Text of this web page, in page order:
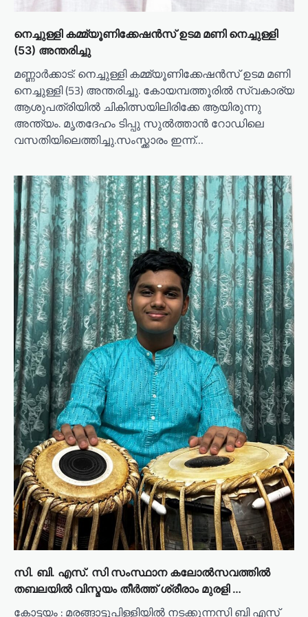
നെച്ചുള്ളി കമ്മ്യൂണിക്കേഷൻസ് ഉടമ മണി നെച്ചുള്ളി
(53) അന്തരിച്ചു
മണ്ണാർക്കാട്: നെച്ചുള്ളി കമ്മ്യൂണിക്കേഷൻസ് ഉടമ മണി
നെച്ചുള്ളി (53) അന്തരിച്ചു. കോയമ്പത്തൂരിൽ സ്വകാര്യ
ആശുപത്രിയിൽ ചികിത്സയിലിരിക്കേ ആയിരുന്നു
അന്ത്യം. മൃതദേഹം ടിപ്പു സുൽത്താൻ റോഡിലെ
വസതിയിലെത്തിച്ചു.സംസ്ക്കാരം ഇന്ന്…
സി. ബി. എസ്. സി സംസ്ഥാന കലോൽസവത്തിൽ
തബലയിൽ വിസ്മയം തീർത്ത് ശ്രീരാം മുരളി …
കോട്ടയം : മരങ്ങാട്ടുപിള്ളിയിൽ നടക്കുന്നസി ബി എസ്